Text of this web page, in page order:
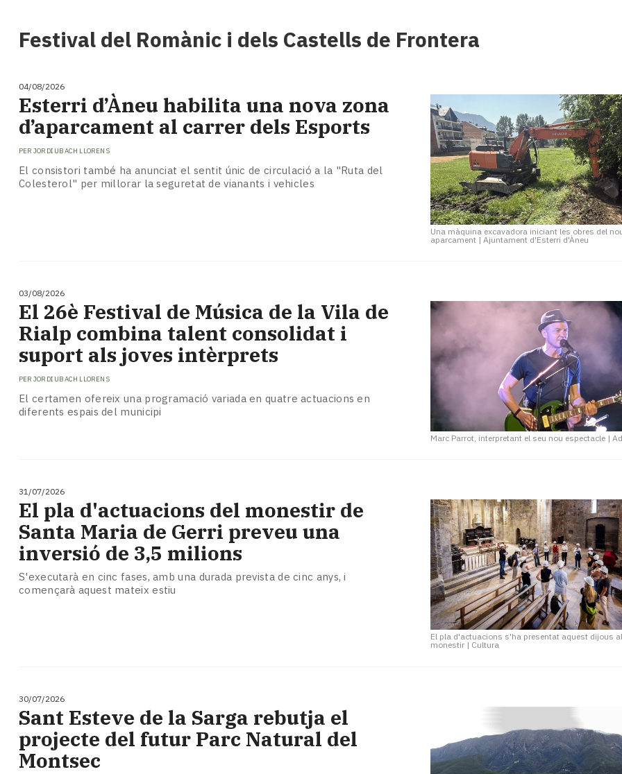
Cultura
tant!
TV
i
mitjans
El
temps
Reportatges
teva!
Subscriptors
La
newsletter
del
Pallars
Contingut
patrocinat
Festival del Romànic i dels Castells de Frontera
04/08/2026
Una màquina excavadora iniciant les obres del
aparcament | Ajuntament d'Esterri d'Àneu
​Esterri d’Àneu habilita una nova zona
d’aparcament al carrer dels Esports
PER JORDI UBACH LLORENS
El consistori també ha anunciat el sentit únic de circulació a la "Ruta del
Colesterol" per millorar la seguretat de vianants i vehicles
03/08/2026
Marc Parrot, interpretant el seu nou espectacle |
​El 26è Festival de Música de la Vila de
Rialp combina talent consolidat i
suport als joves intèrprets
PER JORDI UBACH LLORENS
El certamen ofereix una programació variada en quatre actuacions en
diferents espais del municipi
31/07/2026
El pla d'actuacions s'ha presentat aquest dijous
monestir | Cultura
El pla d'actuacions del monestir de
Santa Maria de Gerri preveu una
inversió de 3,5 milions
S'executarà en cinc fases, amb una durada prevista de cinc anys, i
començarà aquest mateix estiu
30/07/2026
Sant Esteve de la Sarga rebutja el
projecte del futur Parc Natural del
Montsec